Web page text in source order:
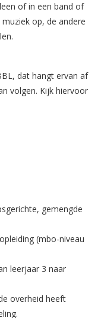
of in een band of
op, de andere
dat hangt ervan af
volgen. Kijk hiervoor
gemengde
(mbo-niveau
leerjaar 3 naar
overheid heeft